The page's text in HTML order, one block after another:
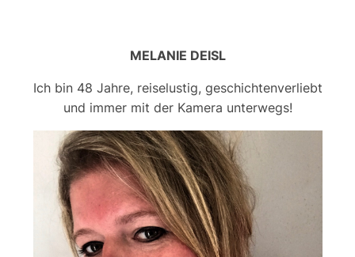
MELANIE DEISL
Ich bin 48 Jahre, reiselustig, geschichtenverliebt
und immer mit der Kamera unterwegs!